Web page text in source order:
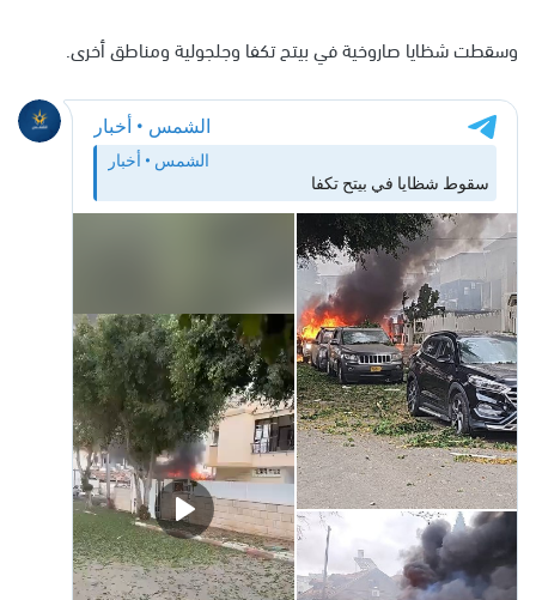
وسقطت شظايا صاروخية في بيتح تكفا وجلجولية ومناطق أخرى.